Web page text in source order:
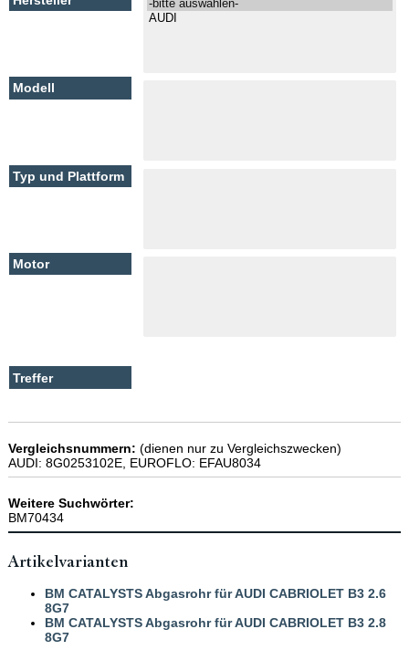
Vergleichsnummern: (dienen nur zu Vergleichszwecken)
AUDI: 8G0253102E, EUROFLO: EFAU8034
Weitere Suchwörter:
BM70434
Artikelvarianten
BM CATALYSTS Abgasrohr für AUDI CABRIOLET B3 2.6
8G7
BM CATALYSTS Abgasrohr für AUDI CABRIOLET B3 2.8
8G7